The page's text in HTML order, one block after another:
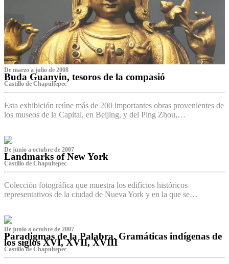
De marzo a julio de 2008
Buda Guanyin, tesoros de la compasió
Castillo de Chapultepec
Esta exhibición reúne más de 200 importantes obras provenientes de
los museos de la Capital, en Beijing, y del Ping Zhou,…
De junio a octubre de 2007
Landmarks of New York
Castillo de Chapultepec
Colección fotográfica que muestra los edificios históricos
representativos de la ciudad de Nueva York y en la que se…
De junio a octubre de 2007
Paradigmas de la Palabra. Gramáticas indígenas de
los siglos XVI, XVII, XVIII
Castillo de Chapultepec